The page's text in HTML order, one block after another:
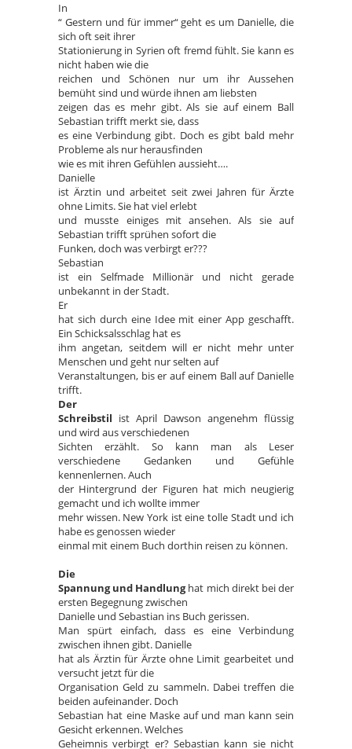
In
“ Gestern und für immer“ geht es um Danielle, die
sich oft seit ihrer
Stationierung in Syrien oft fremd fühlt. Sie kann es
nicht haben wie die
reichen und Schönen nur um ihr Aussehen
bemüht sind und würde ihnen am liebsten
zeigen das es mehr gibt. Als sie auf einem Ball
Sebastian trifft merkt sie, dass
es eine Verbindung gibt. Doch es gibt bald mehr
Probleme als nur herausfinden
wie es mit ihren Gefühlen aussieht….
Danielle
ist Ärztin und arbeitet seit zwei Jahren für Ärzte
ohne Limits. Sie hat viel erlebt
und musste einiges mit ansehen. Als sie auf
Sebastian trifft sprühen sofort die
Funken, doch was verbirgt er???
Sebastian
ist ein Selfmade Millionär und nicht gerade
unbekannt in der Stadt.
Er
hat sich durch eine Idee mit einer App geschafft.
Ein Schicksalsschlag hat es
ihm angetan, seitdem will er nicht mehr unter
Menschen und geht nur selten auf
Veranstaltungen, bis er auf einem Ball auf Danielle
trifft.
Der
Schreibstil ist April Dawson angenehm flüssig
und wird aus verschiedenen
Sichten erzählt. So kann man als Leser
verschiedene Gedanken und Gefühle
kennenlernen. Auch
der Hintergrund der Figuren hat mich neugierig
gemacht und ich wollte immer
mehr wissen. New York ist eine tolle Stadt und ich
habe es genossen wieder
einmal mit einem Buch dorthin reisen zu können.
Die
Spannung und Handlunghat mich direkt bei der
ersten Begegnung zwischen
Danielle und Sebastian ins Buch gerissen.
Man spürt einfach, dass es eine Verbindung
zwischen ihnen gibt. Danielle
hat als Ärztin für Ärzte ohne Limit gearbeitet und
versucht jetzt für die
Organisation Geld zu sammeln. Dabei treffen die
beiden aufeinander. Doch
Sebastian hat eine Maske auf und man kann sein
Gesicht erkennen. Welches
Geheimnis verbirgt er? Sebastian kann sie nicht